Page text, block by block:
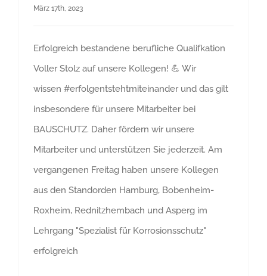
März 17th, 2023
Erfolgreich bestandene berufliche Qualifkation
Voller Stolz auf unsere Kollegen! 💪 Wir
wissen #erfolgentstehtmiteinander und das gilt
insbesondere für unsere Mitarbeiter bei
BAUSCHUTZ. Daher fördern wir unsere
Mitarbeiter und unterstützen Sie jederzeit. Am
vergangenen Freitag haben unsere Kollegen
aus den Standorden Hamburg, Bobenheim-
Roxheim, Rednitzhembach und Asperg im
Lehrgang "Spezialist für Korrosionsschutz"
erfolgreich